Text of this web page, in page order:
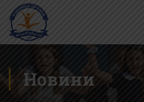
Новини